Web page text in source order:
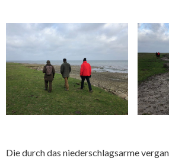
Die durch das niederschlagsarme